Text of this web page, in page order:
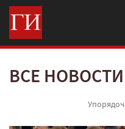
ВСЕ НОВОСТИ